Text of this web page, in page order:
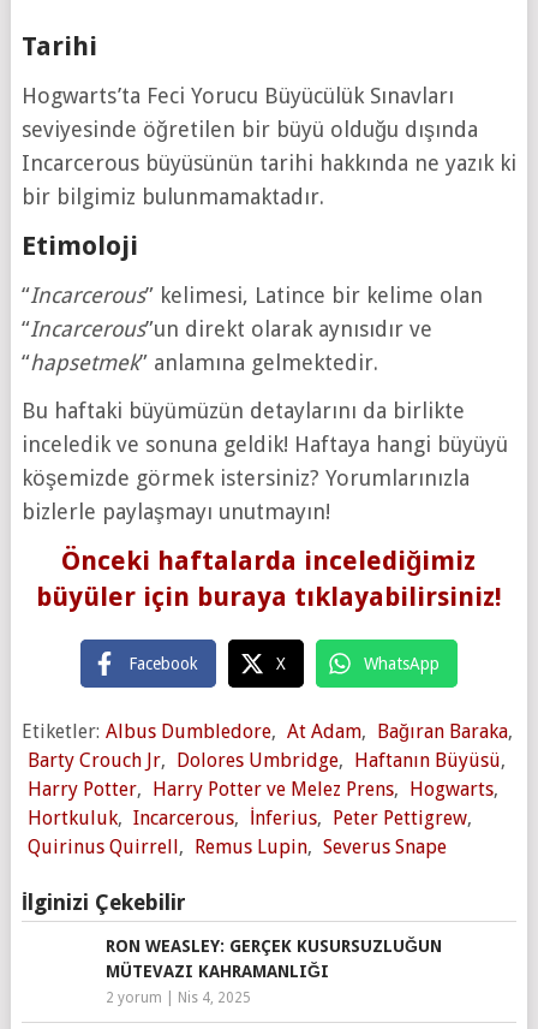
Tarihi
Hogwarts’ta Feci Yorucu Büyücülük Sınavları
seviyesinde öğretilen bir büyü olduğu dışında
Incarcerous büyüsünün tarihi hakkında ne yazık ki
bir bilgimiz bulunmamaktadır.
Etimoloji
“Incarcerous” kelimesi, Latince bir kelime olan
“Incarcerous”un direkt olarak aynısıdır ve
“hapsetmek” anlamına gelmektedir.
Bu haftaki büyümüzün detaylarını da birlikte
inceledik ve sonuna geldik! Haftaya hangi büyüyü
köşemizde görmek istersiniz? Yorumlarınızla
bizlerle paylaşmayı unutmayın!
Önceki haftalarda incelediğimiz
büyüler için buraya tıklayabilirsiniz!
Facebook X WhatsApp
Etiketler: Albus Dumbledore, At Adam, Bağıran Baraka,
Barty Crouch Jr, Dolores Umbridge, Haftanın Büyüsü,
Harry Potter, Harry Potter ve Melez Prens, Hogwarts,
Hortkuluk, Incarcerous, İnferius, Peter Pettigrew,
Quirinus Quirrell , Remus Lupin, Severus Snape
İlginizi Çekebilir
RON WEASLEY: GERÇEK KUSURSUZLUĞUN
MÜTEVAZI KAHRAMANLIĞI
2 yorum Nis 4, 2025